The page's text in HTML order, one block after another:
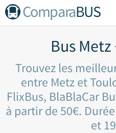
ComparaBUS
Bus
Trouvez les
entre Metz et
FlixBus, BlaBlaCar
à partir de 50€.
et